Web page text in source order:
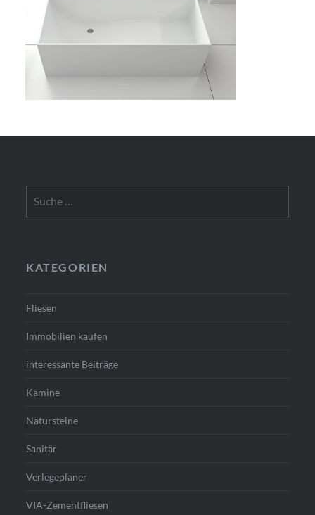
nach:
KATEGORIEN
Fliesen
Immobilien kaufen
interessante Beiträge
Kamine
Natursteine
Sanitär
Verlegeplaner
VIA-Zementfliesen